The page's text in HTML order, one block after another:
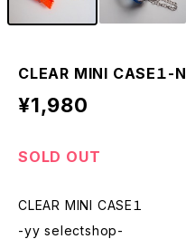
CLEAR MINI CASE１
¥1,980
SOLD OUT
CLEAR MINI CASE１
-yy selectshop-